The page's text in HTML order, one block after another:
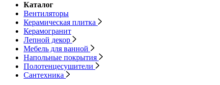
Каталог
Вентиляторы
Керамическая плитка
Керамогранит
Лепной декор
Мебель для ванной
Напольные покрытия
Полотенцесушители
Сантехника